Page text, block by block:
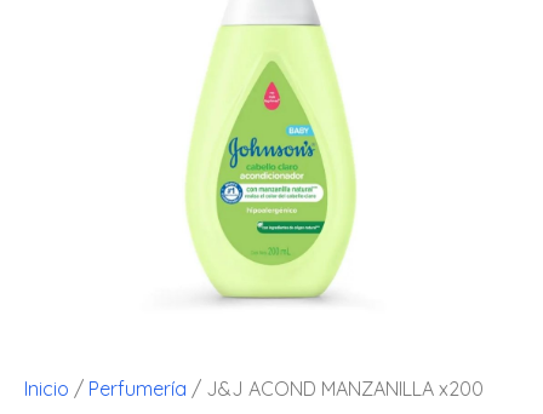
Inicio / Perfumería / J&J ACOND MANZANILLA x200